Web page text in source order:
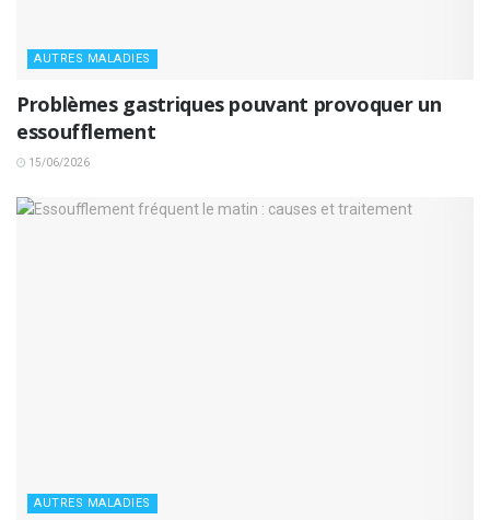
AUTRES MALADIES
Problèmes gastriques pouvant provoquer un
essoufflement
15/06/2026
AUTRES MALADIES